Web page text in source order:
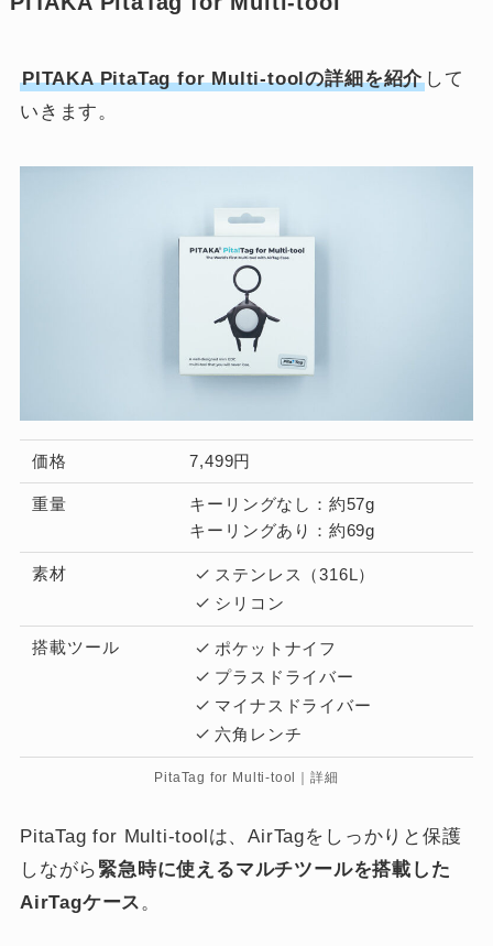
PITAKA PitaTag for Multi-toolの詳細を紹介 して
いきます。
価格 7,499円
重量
キーリングなし：約57g
キーリングあり：約69g
素材 ステンレス
（316L）
シリコン
搭載ツール
ポケットナイフ
プラスドライバー
マイナスドライバー
六角レンチ
PitaTag for Multi-tool｜詳細
PitaTag for Multi-toolは、AirTagをしっかりと保護
しながら 緊急時に使えるマルチツールを搭載した
AirTagケース。